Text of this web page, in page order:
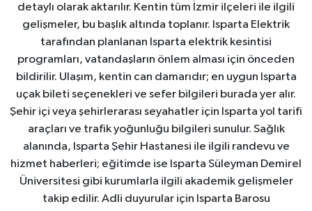
detaylı olarak aktarılır. Kentin tüm İzmir ilçeleri ile ilgili
gelişmeler, bu başlık altında toplanır. Isparta Elektrik
tarafından planlanan Isparta elektrik kesintisi
programları, vatandaşların önlem alması için önceden
bildirilir. Ulaşım, kentin can damarıdır; en uygun Isparta
uçak bileti seçenekleri ve sefer bilgileri burada yer alır.
Şehir içi veya şehirlerarası seyahatler için Isparta yol tarifi
araçları ve trafik yoğunluğu bilgileri sunulur. Sağlık
alanında, Isparta Şehir Hastanesi ile ilgili randevu ve
hizmet haberleri; eğitimde ise Isparta Süleyman Demirel
Üniversitesi gibi kurumlarla ilgili akademik gelişmeler
takip edilir. Adli duyurular için Isparta Barosu